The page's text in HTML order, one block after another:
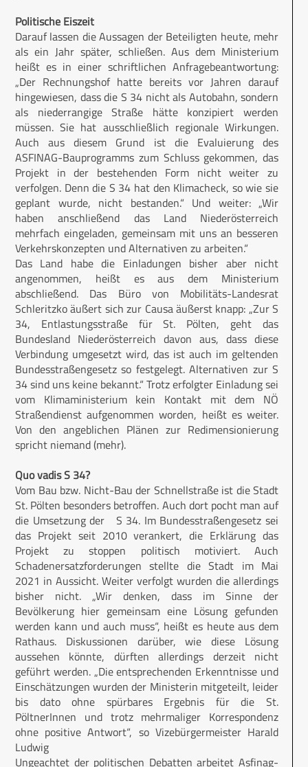
Politische Eiszeit
Darauf lassen die Aussagen der Beteiligten heute, mehr
als ein Jahr später, schließen. Aus dem Ministerium
heißt es in einer schriftlichen Anfragebeantwortung:
„Der Rechnungshof hatte bereits vor Jahren darauf
hingewiesen, dass die S 34 nicht als Autobahn, sondern
als niederrangige Straße hätte konzipiert werden
müssen. Sie hat ausschließlich regionale Wirkungen.
Auch aus diesem Grund ist die Evaluierung des
ASFINAG-Bauprogramms zum Schluss gekommen, das
Projekt in der bestehenden Form nicht weiter zu
verfolgen. Denn die S 34 hat den Klimacheck, so wie sie
geplant wurde, nicht bestanden.“ Und weiter: „Wir
haben anschließend das Land Niederösterreich
mehrfach eingeladen, gemeinsam mit uns an besseren
Verkehrskonzepten und Alternativen zu arbeiten.“
Das Land habe die Einladungen bisher aber nicht
angenommen, heißt es aus dem Ministerium
abschließend. Das Büro von Mobilitäts-Landesrat
Schleritzko äußert sich zur Causa äußerst knapp: „Zur S
34, Entlastungsstraße für St. Pölten, geht das
Bundesland Niederösterreich davon aus, dass diese
Verbindung umgesetzt wird, das ist auch im geltenden
Bundesstraßengesetz so festgelegt. Alternativen zur S
34 sind uns keine bekannt.“ Trotz erfolgter Einladung sei
vom Klimaministerium kein Kontakt mit dem NÖ
Straßendienst aufgenommen worden, heißt es weiter.
Von den angeblichen Plänen zur Redimensionierung
spricht niemand (mehr).
Quo vadis S 34?
Vom Bau bzw. Nicht-Bau der Schnellstraße ist die Stadt
St. Pölten besonders betroffen. Auch dort pocht man auf
die Umsetzung der S 34. Im Bundesstraßengesetz sei
das Projekt seit 2010 verankert, die Erklärung das
Projekt zu stoppen politisch motiviert. Auch
Schadenersatzforderungen stellte die Stadt im Mai
2021 in Aussicht. Weiter verfolgt wurden die allerdings
bisher nicht. „Wir denken, dass im Sinne der
Bevölkerung hier gemeinsam eine Lösung gefunden
werden kann und auch muss“, heißt es heute aus dem
Rathaus. Diskussionen darüber, wie diese Lösung
aussehen könnte, dürften allerdings derzeit nicht
geführt werden. „Die entsprechenden Erkenntnisse und
Einschätzungen wurden der Ministerin mitgeteilt, leider
bis dato ohne spürbares Ergebnis für die St.
PöltnerInnen und trotz mehrmaliger Korrespondenz
ohne positive Antwort“, so Vizebürgermeister Harald
Ludwig
Ungeachtet der politischen Debatten arbeitet Asfinag-